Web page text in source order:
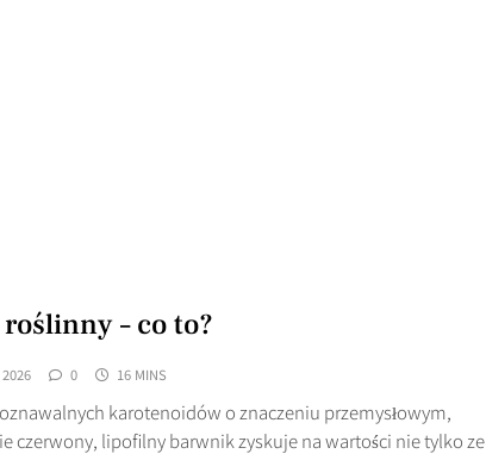
– co to?
0 16 MINS
karotenoidów o znaczeniu przemysłowym,
lipofilny barwnik zyskuje na wartości nie tylko ze